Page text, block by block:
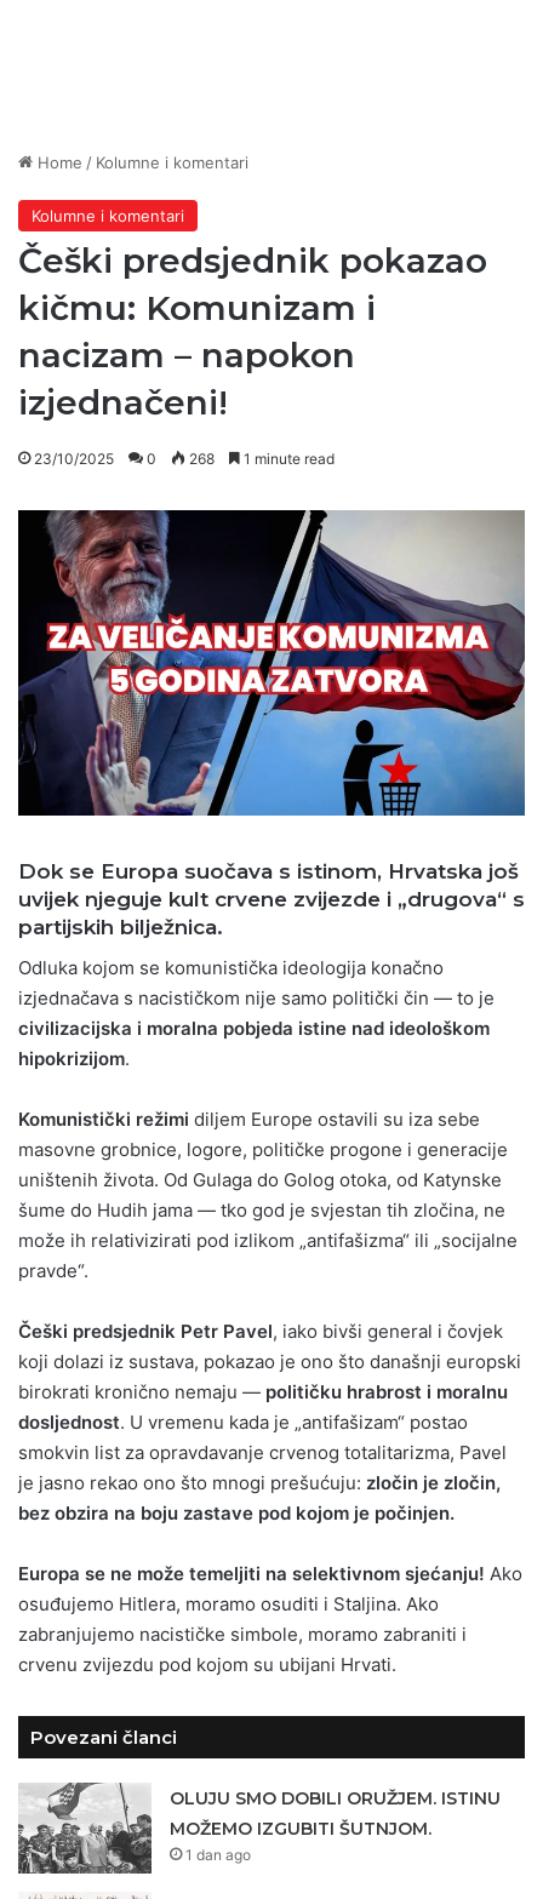
Home / Kolumne i komentari
Kolumne i komentari
Češki predsjednik pokazao
kičmu: Komunizam i
nacizam – napokon
izjednačeni!
23/10/2025 0 268 1 minute read
Dok se Europa suočava s istinom, Hrvatska još
uvijek njeguje kult crvene zvijezde i „drugova“ s
partijskih bilježnica.
Odluka kojom se komunistička ideologija konačno
izjednačava s nacističkom nije samo politički čin — to je
civilizacijska i moralna pobjeda istine nad ideološkom
hipokrizijom.
Komunistički režimi diljem Europe ostavili su iza sebe
masovne grobnice, logore, političke progone i generacije
uništenih života. Od Gulaga do Golog otoka, od Katynske
šume do Hudih jama — tko god je svjestan tih zločina, ne
može ih relativizirati pod izlikom „antifašizma“ ili „socijalne
pravde“.
Češki predsjednik Petr Pavel, iako bivši general i čovjek
koji dolazi iz sustava, pokazao je ono što današnji europski
birokrati kronično nemaju — političku hrabrost i moralnu
dosljednost. U vremenu kada je „antifašizam“ postao
smokvin list za opravdavanje crvenog totalitarizma, Pavel
je jasno rekao ono što mnogi prešućuju: zločin je zločin,
bez obzira na boju zastave pod kojom je počinjen.
Europa se ne može temeljiti na selektivnom sjećanju! Ako
osuđujemo Hitlera, moramo osuditi i Staljina. Ako
zabranjujemo nacističke simbole, moramo zabraniti i
crvenu zvijezdu pod kojom su ubijani Hrvati.
Povezani članci
OLUJU SMO DOBILI ORUŽJEM. ISTINU
MOŽEMO IZGUBITI ŠUTNJOM.
1 dan ago